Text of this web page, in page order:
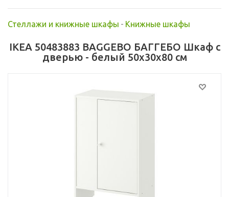
Стеллажи и книжные шкафы - Книжные шкафы
IKEA 50483883 BAGGEBO БАГГЕБО Шкаф с
дверью - белый 50x30x80 см